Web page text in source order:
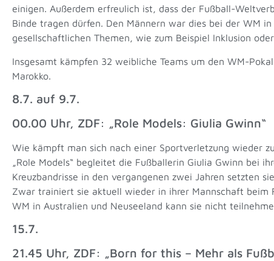
einigen. Außerdem erfreulich ist, dass der Fußball-
Binde tragen dürfen. Den Männern war dies bei der WM
gesellschaftlichen Themen, wie zum Beispiel Inklusion
Insgesamt kämpfen 32 weibliche Teams um den WM-
Marokko.
8.7. auf 9.7.
00.00 Uhr, ZDF: „Role Models: Giulia Gwinn“
Wie kämpft man sich nach einer Sportverletzung wieder
„Role Models“ begleitet die Fußballerin Giulia Gwinn bei
Kreuzbandrisse in den vergangenen zwei Jahren setzten
Zwar trainiert sie aktuell wieder in ihrer Mannschaft beim
WM in Australien und Neuseeland kann sie nicht
15.7.
21.45 Uhr, ZDF: „Born for this – Mehr als